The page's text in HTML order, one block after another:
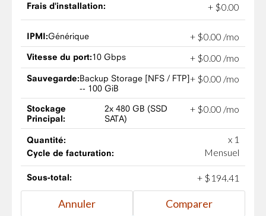
Frais d'installation: + $0 00
IPMI:Générique + $0.00 /mo
Vitesse du port:10 Gbps + $0 00 /mo
Sauvegarde:Backup Storage [NFS / FTP]
-- 100 GiB
+ $0.00 /mo
Stockage
Principal:
2x 480 GB (SSD
SATA)
+ $0.00 /mo
Quantité: x 1
Cycle de facturation: Mensuel
Sous-total: + $ 194.41